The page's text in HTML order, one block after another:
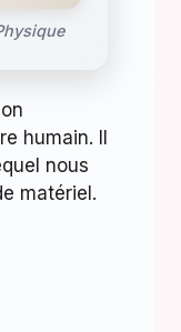
humain. Il
nous
matériel.